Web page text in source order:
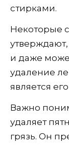
стирками.
Некоторые
утверждают,
и даже
удаление
является
Важно
удаляет
грязь. Он